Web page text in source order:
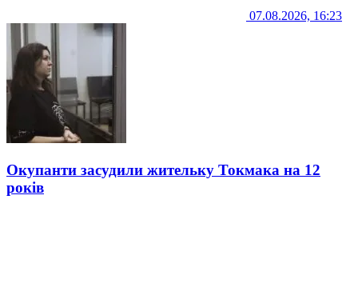
07.08.2026, 16:23
Окупанти засудили жительку Токмака на 12
років